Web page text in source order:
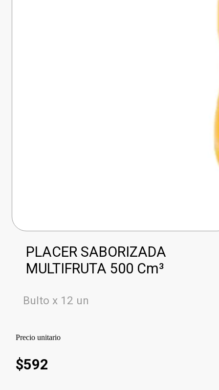
PLACER SABORIZADA
MULTIFRUTA 500 Cm³
Bulto x 12 un
Precio unitario
$592